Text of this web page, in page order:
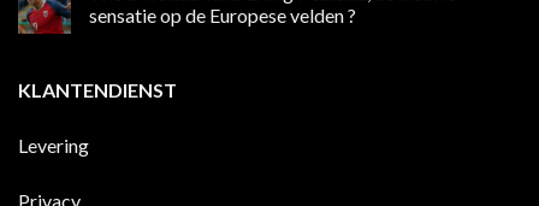
100
land
scoort
jaar
nog
eens
tegen
sensatie op de Europese velden ?
Wie
is
Haaland,
KLANTENDIENST
Levering
Privacy